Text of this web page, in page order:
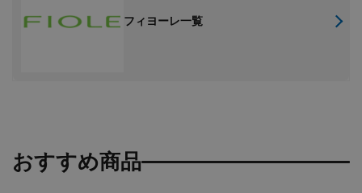
フィヨーレ一覧
おすすめ商品